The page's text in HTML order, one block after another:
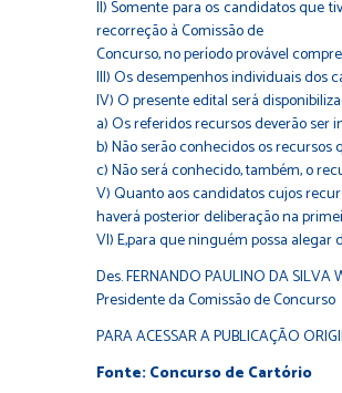
II) Somente para os candidatos que
recorreção à Comissão de
Concurso, no período provável
III) Os desempenhos individuais dos
IV) O presente edital será
a) Os referidos recursos deverão ser
b) Não serão conhecidos os
c) Não será conhecido, também, o
V) Quanto aos candidatos cujos
haverá posterior deliberação na
VI) E,para que ninguém possa alegar
Des. FERNANDO PAULINO DA SILVA
Presidente da Comissão de Concurso
PARA ACESSAR A PUBLICAÇÃO
Fonte: Concurso de Cartório